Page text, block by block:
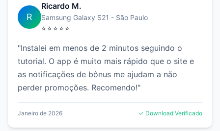
R
Ricardo M.
Samsung Galaxy S21 - São Paulo
⭐⭐⭐⭐⭐
"Instalei em menos de 2 minutos seguindo o
tutorial. O app é muito mais rápido que o site e
as notificações de bônus me ajudam a não
perder promoções. Recomendo!"
Janeiro de 2026 ✓ Download Verificado